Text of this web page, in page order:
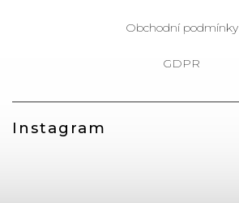
Instagram
Obchodní podmínky
GDPR